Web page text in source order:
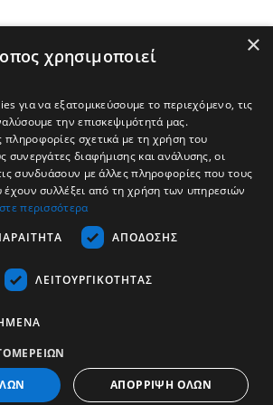
Εταιρεία
Καριέρα
Ελληνικά
© 2026 - Tescom Hellas SA
×
χρησιμοποιεί
για να εξατομικεύσουμε το περιεχόμενο, τις
την επισκεψιμότητά μας.
σχετικά με τη χρήση του
συνεργάτες διαφήμισης και ανάλυσης, οι
συνδυάσουν με άλλες πληροφορίες που τους
έχουν συλλέξει από τη χρήση των υπηρεσιών
περισσότερα
ΑΠΌΔΟΣΗΣ
ΛΕΙΤΟΥΡΓΙΚΌΤΗΤΑΣ
ΑΠΌΡΡΙΨΗ ΌΛΩΝ